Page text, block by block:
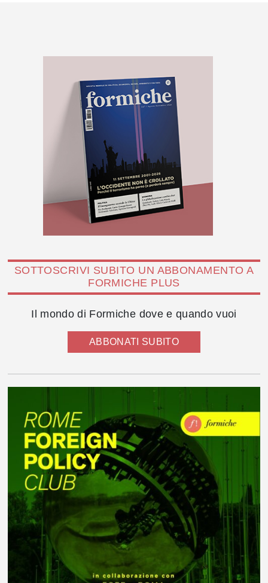
SOTTOSCRIVI SUBITO UN ABBONAMENTO A
FORMICHE PLUS
Il mondo di Formiche dove e quando vuoi
ABBONATI SUBITO